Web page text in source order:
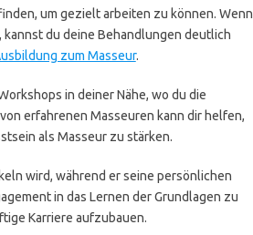
um gezielt arbeiten zu können. Wenn
du deine Behandlungen deutlich
zum Masseur.
in deiner Nähe, wo du die
erfahrenen Masseuren kann dir helfen,
als Masseur zu stärken.
wird, während er seine persönlichen
in das Lernen der Grundlagen zu
Karriere aufzubauen.